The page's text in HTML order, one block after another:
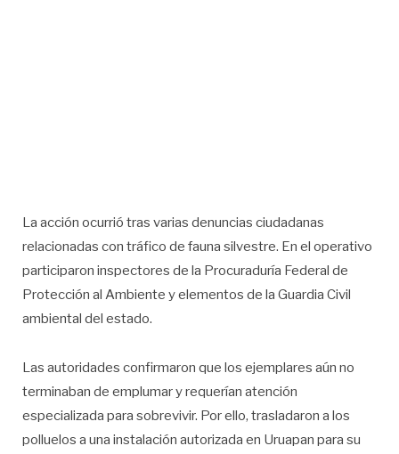
La acción ocurrió tras varias denuncias ciudadanas
relacionadas con tráfico de fauna silvestre. En el operativo
participaron inspectores de la Procuraduría Federal de
Protección al Ambiente y elementos de la Guardia Civil
ambiental del estado.
Las autoridades confirmaron que los ejemplares aún no
terminaban de emplumar y requerían atención
especializada para sobrevivir. Por ello, trasladaron a los
polluelos a una instalación autorizada en Uruapan para su